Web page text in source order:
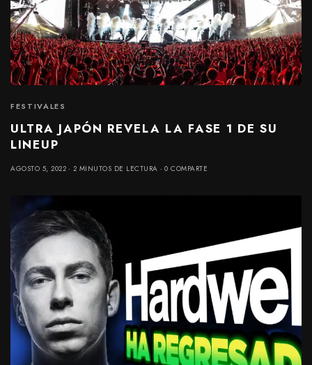
FESTIVALES
ULTRA JAPÓN REVELA LA FASE 1 DE SU
LINEUP
AGOSTO 5, 2022 2 MINUTOS DE LECTURA 0 COMPARTE